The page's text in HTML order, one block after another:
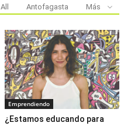
All Antofagasta Más
Emprendiendo
¿Estamos educando para